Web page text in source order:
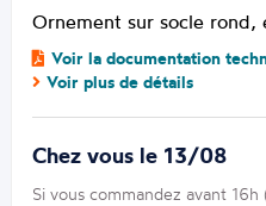
Ornement sur socle rond,
Voir la documentation
Voir plus de détails
Chez vous le 13/08
Si vous commandez avant